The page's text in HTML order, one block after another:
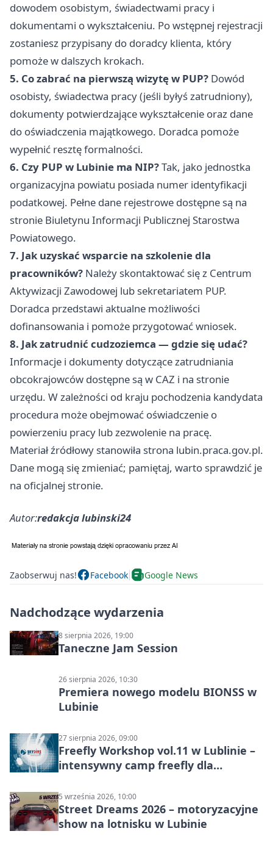
dowodem osobistym, świadectwami pracy i
dokumentami o wykształceniu. Po wstępnej rejestracji
zostaniesz przypisany do doradcy klienta, który
pomoże w dalszych krokach.
5. Co zabrać na pierwszą wizytę w PUP? Dowód
osobisty, świadectwa pracy (jeśli byłyś zatrudniony),
dokumenty potwierdzające wykształcenie oraz dane
do oświadczenia majątkowego. Doradca pomoże
wypełnić resztę formalności.
6. Czy PUP w Lubinie ma NIP?Tak, jako jednostka
organizacyjna powiatu posiada numer identyfikacji
podatkowej. Pełne dane rejestrowe dostępne są na
stronie Biuletynu Informacji Publicznej Starostwa
Powiatowego.
7. Jak uzyskać wsparcie na szkolenie dla
pracowników? Należy skontaktować się z Centrum
Aktywizacji Zawodowej lub sekretariatem PUP.
Doradca przedstawi aktualne możliwości
dofinansowania i pomoże przygotować wniosek.
8. Jak zatrudnić cudzoziemca — gdzie się udać?
Informacje i dokumenty dotyczące zatrudniania
obcokrajowców dostępne są w CAZ i na stronie
urzędu. W zależności od kraju pochodzenia kandydata
procedura może obejmować oświadczenie o
powierzeniu pracy lub zezwolenie na pracę.
Materiał źródłowy stanowiła strona lubin.praca.gov.pl.
Dane mogą się zmieniać; pamiętaj, warto sprawdzić je
na oficjalnej stronie.
Autor:redakcja lubinski24
Zaobserwuj nas! Facebook Google News
Nadchodzące wydarzenia
8 sierpnia 2026, 19:00
Taneczne Jam Session
26 sierpnia 2026, 10:30
Premiera nowego modelu BIONSS w
Lubinie
27 sierpnia 2026, 09:00
Freefly Workshop vol.11 w Lublinie –
intensywny camp freefly dla
5 września 2026, 10:00
Street Dreams 2026 – motoryzacyjne
show na lotnisku w Lubinie